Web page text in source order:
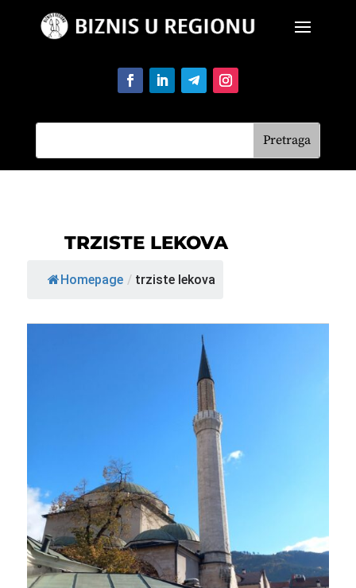
TRZISTE LEKOVA
Homepage / trziste lekova